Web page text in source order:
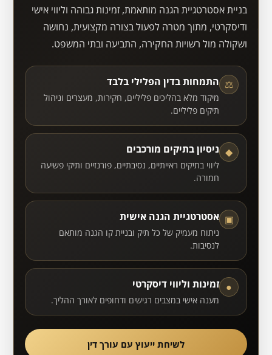
בניית אסטרטגיית הגנה מותאמת, זמינות גבוהה וליווי אישי
ודיסקרטי, מתוך מטרה לפעול בצורה מקצועית, נחושה
ושקולה מול רשויות החקירה, התביעה ובתי המשפט.
⚖ התמחות בדין הפלילי בלבד
מיקוד מלא בהליכים פליליים, חקירות, מעצרים וניהול
תיקים פליליים.
◆ ניסיון בתיקים מורכבים
ליווי בתיקים ראייתיים, נסיבתיים, פורנזיים ותיקי פשיעה
חמורה.
▣ אסטרטגיית הגנה אישית
ניתוח מעמיק של כל תיק ובניית קו הגנה מותאם
לנסיבות.
● זמינות וליווי דיסקרטי
מענה אישי במצבים רגישים ודחופים לאורך ההליך.
לשיחת ייעוץ עם עורך דין